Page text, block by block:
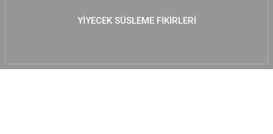
YIYECEK SÜSLEME FIKIRLERI